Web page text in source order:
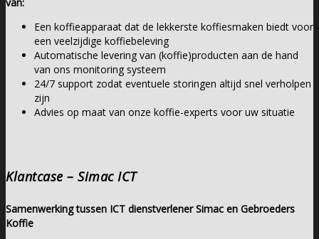
Een koffieapparaat dat de lekkerste koffiesmaken biedt voor
een veelzijdige koffiebeleving
Automatische levering van (koffie)producten aan de hand
van ons monitoring systeem
24/7 support zodat eventuele storingen altijd snel verholpen
zijn
Advies op maat van onze koffie-experts voor uw situatie
Klantcase – Simac ICT
Samenwerking tussen ICT dienstverlener Simac en Gebroeders
Koffie